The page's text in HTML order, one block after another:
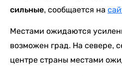
сильные, сообщается на
Местами ожидаются
возможен град. На севере,
центре страны местами